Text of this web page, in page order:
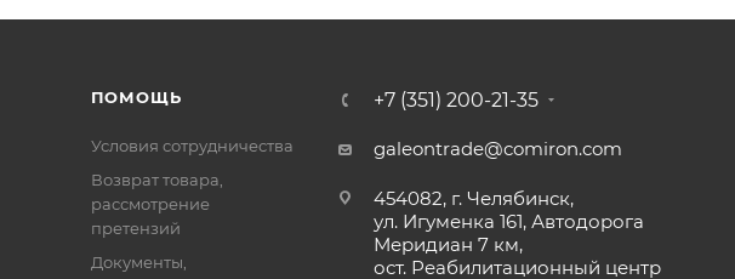
ПОМОЩЬ
Условия сотрудничества
Возврат товара,
рассмотрение
претензий
Документы,
+7 (351) 200-21-35
galeontrade@comiron.com
454082, г. Челябинск,
ул. Игуменка 161, Автодорога
Меридиан 7 км,
ост. Реабилитационный центр